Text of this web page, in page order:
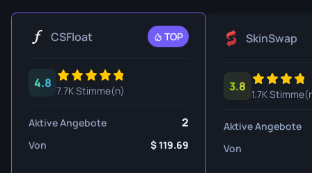
CSFloat TOP
4.8
7.7K Stimme(n)
Aktive Angebote 2
Von 119.69
SkinSwap
3.8
1.7K
Aktive Angebote
Von